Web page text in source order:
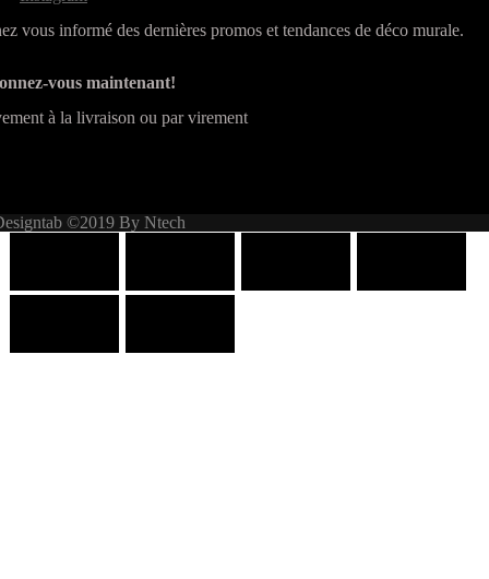
vous informé des dernières promos et tendances de déco murale.
vous maintenant!
à la livraison ou par virement
©2019 By Ntech